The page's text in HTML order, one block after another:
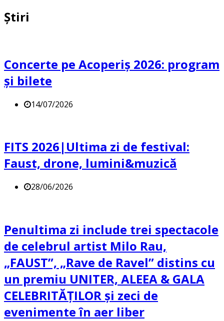
Știri
Concerte pe Acoperiș 2026: program
și bilete
14/07/2026
FITS 2026|Ultima zi de festival:
Faust, drone, lumini&muzică
28/06/2026
Penultima zi include trei spectacole
de celebrul artist Milo Rau,
„FAUST”, „Rave de Ravel” distins cu
un premiu UNITER, ALEEA & GALA
CELEBRITĂȚILOR și zeci de
evenimente în aer liber